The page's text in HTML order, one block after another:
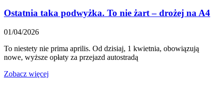
Ostatnia taka podwyżka. To nie żart – drożej na A4
01/04/2026
To niestety nie prima aprilis. Od dzisiaj, 1 kwietnia, obowiązują
nowe, wyższe opłaty za przejazd autostradą
Zobacz więcej